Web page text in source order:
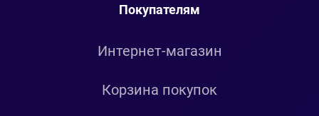
Покупателям
Интернет-магазин
Корзина покупок